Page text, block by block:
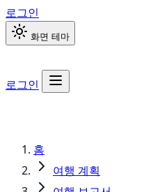
로그인
화면 테마
로그인
홈
여행 계획